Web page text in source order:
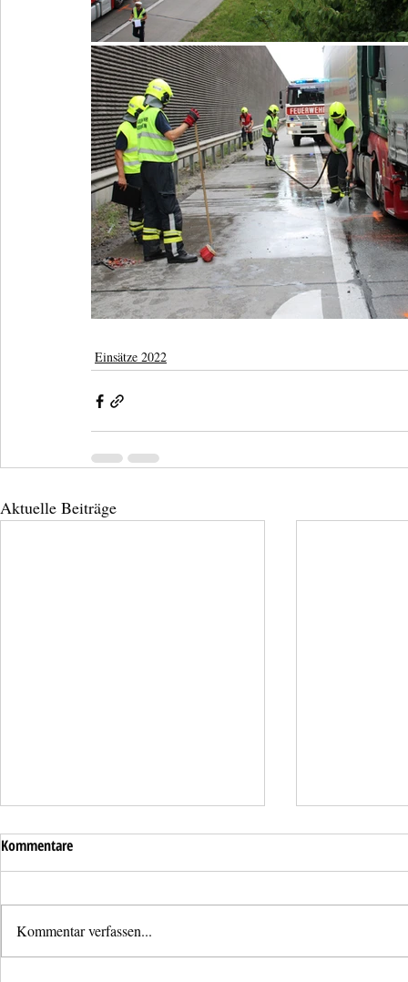
Einsätze 2022
Aktuelle Beiträge
Kommentare
Kommentar verfassen...